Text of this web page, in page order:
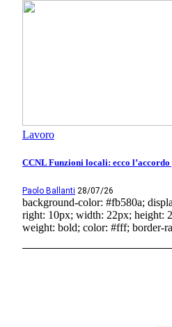
Lavoro
CCNL Funzioni locali: ecco
Paolo Ballanti 28/07/26
background-color: #fb580a;
right: 10px; width: 22px; height:
weight: bold; color: #fff; border-